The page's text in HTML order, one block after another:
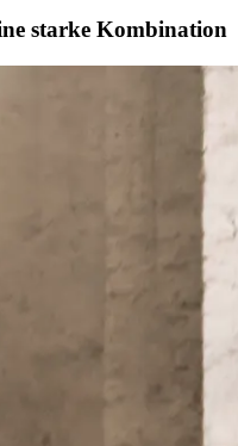
starke Kombination